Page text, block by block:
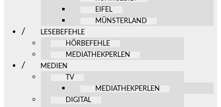
EIFEL
MÜNSTERLAND
LESEBEFEHLE
HÖRBEFEHLE
MEDIATHEKPERLEN
MEDIEN
TV
MEDIATHEKPERLEN
DIGITAL